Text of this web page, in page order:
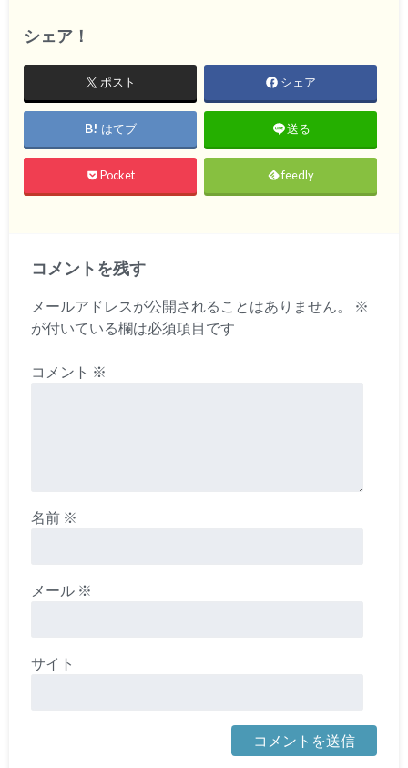
シェア！
ポスト シェア
はてブ 送る
Pocket feedly
コメントを残す
メールアドレスが公開されることはありません。
※
が付いている欄は必須項目です
コメント ※
名前 ※
メール ※
サイト